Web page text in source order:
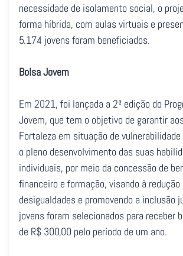
necessidade de isolamento social, o
forma híbrida, com aulas virtuais e
5.174 jovens foram beneficiados.
Bolsa Jovem
Em 2021, foi lançada a 2ª edição do
Jovem, que tem o objetivo de garantir
Fortaleza em situação de
o pleno desenvolvimento das suas
individuais, por meio da concessão de
financeiro e formação, visando à redução
desigualdades e promovendo a inclusão
jovens foram selecionados para receber
de R$ 300,00 pelo período de um ano.